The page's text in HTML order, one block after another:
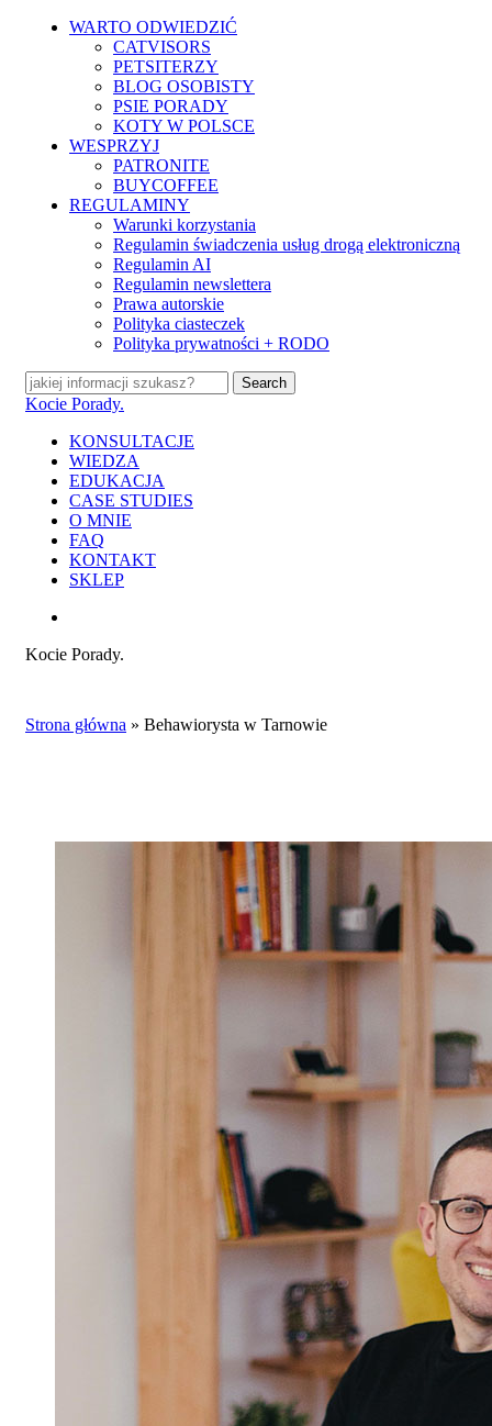
WARTO ODWIEDZIĆ
CATVISORS
PETSITERZY
BLOG OSOBISTY
PSIE PORADY
KOTY W POLSCE
WESPRZYJ
PATRONITE
BUYCOFFEE
REGULAMINY
Warunki korzystania
Regulamin świadczenia usług drogą elektroniczną
Regulamin AI
Regulamin newslettera
Prawa autorskie
Polityka ciasteczek
Polityka prywatności + RODO
Search
Close
Kocie Porady.
search
Menu
KONSULTACJE
WIEDZA
EDUKACJA
CASE STUDIES
O MNIE
FAQ
KONTAKT
SKLEP
Kocie Porady.
Strona główna » Behawiorysta w Tarnowie